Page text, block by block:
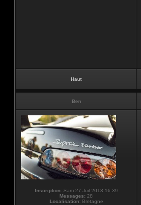
Haut
Ben
Inscription:Sam 27 Juil 2013 16:39
Messages: 28
Localisation:Bretagne